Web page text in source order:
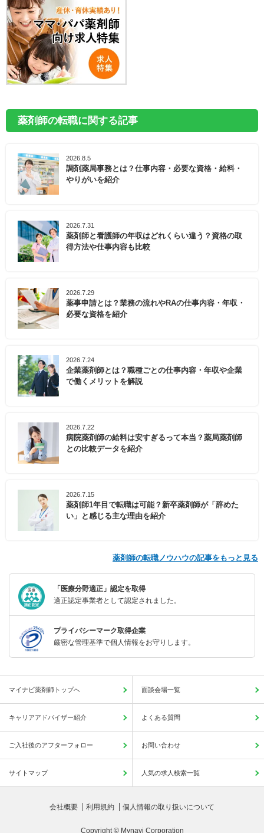
薬剤師の転職に関する記事
2026.8.5
調剤薬局事務とは？仕事内容・必要な資格・給料・
やりがいを紹介
2026.7.31
薬剤師と看護師の年収はどれくらい違う？資格の取
得方法や仕事内容も比較
2026.7.29
薬事申請とは？業務の流れやRAの仕事内容・年収・
必要な資格を紹介
2026.7.24
企業薬剤師とは？職種ごとの仕事内容・年収や企業
で働くメリットを解説
2026.7.22
病院薬剤師の給料は安すぎるって本当？薬局薬剤師
との比較データを紹介
2026.7.15
薬剤師1年目で転職は可能？新卒薬剤師が「辞めた
い」と感じる主な理由を紹介
薬剤師の転職ノウハウの記事をもっと見る
「医療分野適正」認定を取得
適正認定事業者として認定されました。
プライバシーマーク取得企業
厳密な管理基準で個人情報をお守りします。
マイナビ薬剤師トップへ 面談会場一覧
キャリアアドバイザー紹介 よくある質問
ご入社後のアフターフォロー お問い合わせ
サイトマップ 人気の求人検索一覧
会社概要 利用規約 個人情報の取り扱いについて
Copyright © Mynavi Corporation